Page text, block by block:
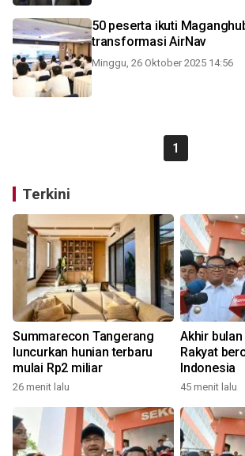
50 peserta ikuti
transformasi AirNav
Minggu, 26 Oktober 2025 14:56
1
Terkini
Summarecon Tangerang
luncurkan hunian terbaru
mulai Rp2 miliar
26 menit lalu
Akhir
Rakyat
Indonesia
45 menit lalu